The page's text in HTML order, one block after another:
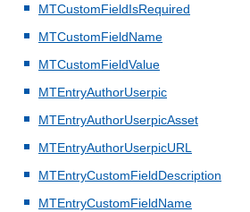
MTCustomFieldIsRequired
MTCustomFieldName
MTCustomFieldValue
MTEntryAuthorUserpic
MTEntryAuthorUserpicAsset
MTEntryAuthorUserpicURL
MTEntryCustomFieldDescription
MTEntryCustomFieldName